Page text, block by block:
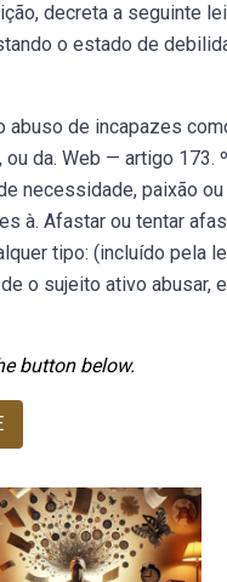
decreta a seguinte
o estado de
de incapazes
da. Web — artigo 173.
necessidade, paixão
à. Afastar ou tentar
tipo: (incluído pela
o sujeito ativo abusar,
button below.